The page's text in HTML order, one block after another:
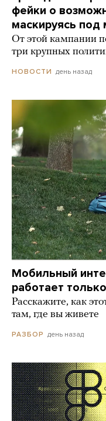
фейки о
маскируясь под
От этой кампании
три крупных
НОВОСТИ день назад
Мобильный
работает
Расскажите, как
там, где вы живете
РАЗБОР день назад